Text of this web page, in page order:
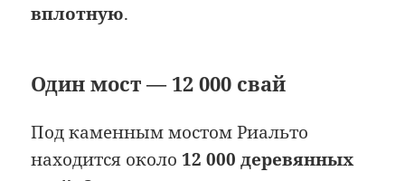
вплотную.
Один мост — 12 000 свай
Под каменным мостом Риальто
находится около 12 000 деревянных